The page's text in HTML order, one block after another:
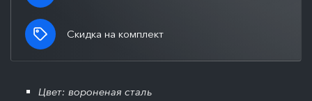
Скидка на комплект
Цвет: вороненая сталь